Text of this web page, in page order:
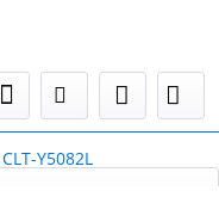
Y5082L